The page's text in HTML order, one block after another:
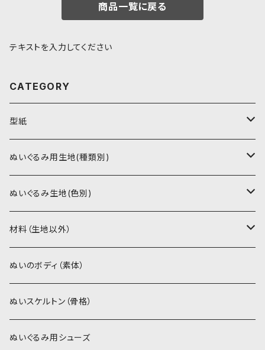
商品一覧に戻る
テキストを入力してください
CATEGORY
型紙
書籍（紙の本）
PDFデータ（ダウンロード）
ぬいぐるみ用生地(種類別)
ソフトボア（短毛）
ソフトボア（5mm）
ぬいトリコット
スキンカラー生地
カーリーベルボア
ぬいぐるみ生地(色別)
ソフトボア
スキンカラー系
白系
ぬいトリコット
スキンカラー系
白系
材料（生地以外）
アイロン接着シート
ステッチカラー
ミニワッペン
ぬいのボディ（素体）
ぬいスケルトン（骨格）
ぬいぐるみ用シューズ